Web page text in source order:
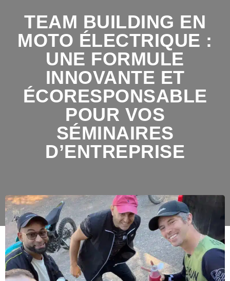
TEAM BUILDING EN
MOTO ÉLECTRIQUE :
UNE FORMULE
INNOVANTE ET
ÉCORESPONSABLE
POUR VOS
SÉMINAIRES
D’ENTREPRISE